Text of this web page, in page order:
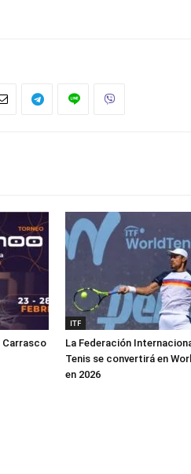
Carrasco
ITF
La Federación
Tenis se convertirá en
en 2026